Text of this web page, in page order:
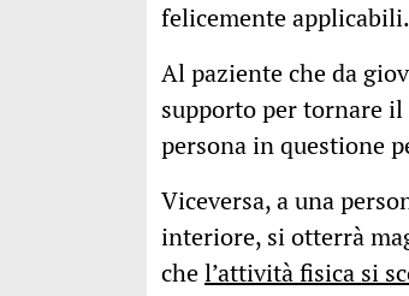
felicemente applicabili.
Al paziente che da
supporto per tornare
persona in questione
Viceversa, a una
interiore, si otterrà
chel’attività fisica si